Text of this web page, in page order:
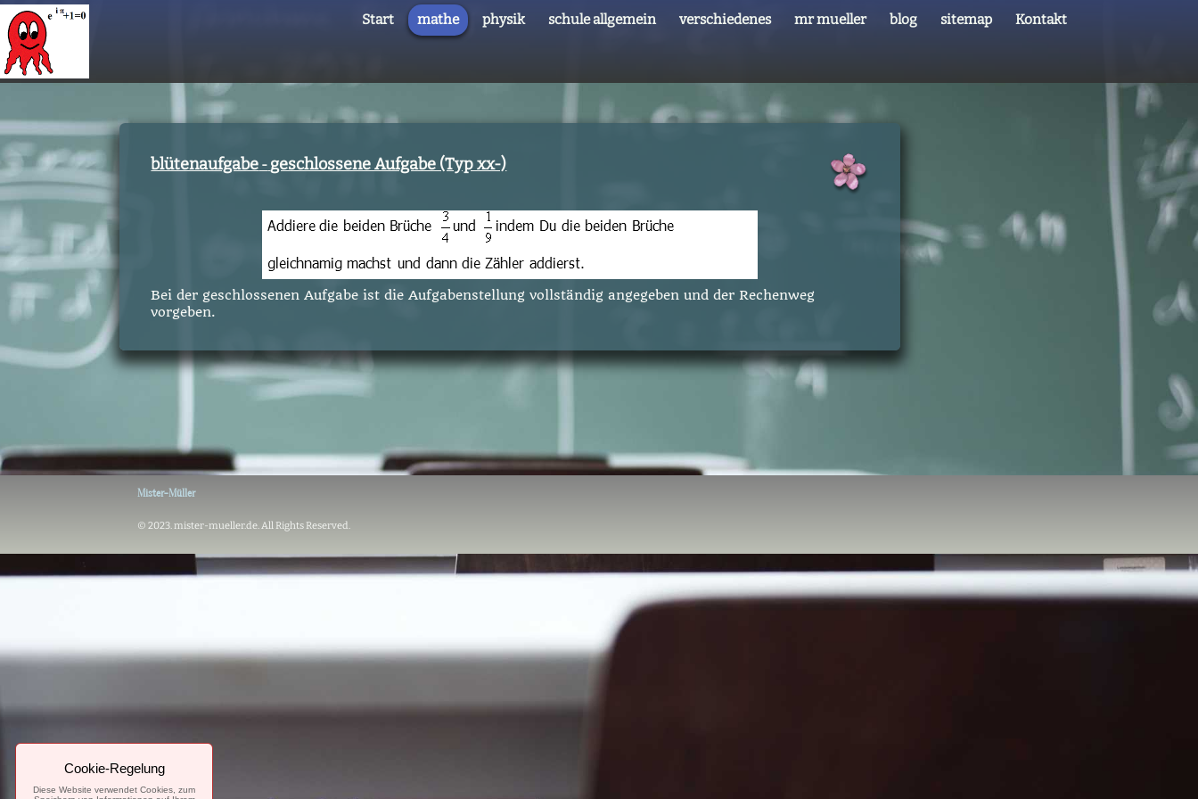
Start mathe physik schule allgemein verschiedenes mr mueller blog sitemap Kontakt
blütenaufgabe - geschlossene Aufgabe (Typ xx-)
Bei der geschlossenen Aufgabe ist die Aufgabenstellung vollständig angegeben und der Rechenweg
vorgeben.
Mister-Müller
© 2023. mister-mueller.de. All Rights Reserved.
Cookie-Regelung
Diese Website verwendet Cookies, zum